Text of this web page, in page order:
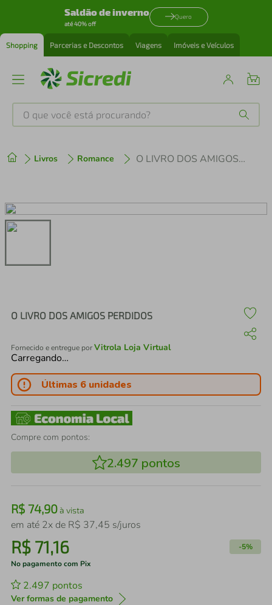
Saldão de inverno
até 40% off
Quero
Shopping Parcerias e Descontos Viagens Imóveis e Veículos
O que você está procurando?
Livros Romance O LIVRO DOS AMIGOS PERDIDOS
O LIVRO DOS AMIGOS PERDIDOS
Fornecido e entregue porVitrola Loja Virtual
Carregando…
Últimas 6 unidades
Compre com pontos:
2.497 pontos
R$ 74,90à vista
em até 2x de R$ 37,45 s/juros
R$ 71,16 -5%
No pagamento com Pix
2.497 pontos
Ver formas de pagamento
2º cafeteira